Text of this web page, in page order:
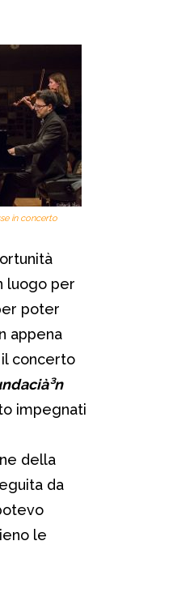
in concerto
luogo per
poter
appena
concerto
impegnati
della
da
le